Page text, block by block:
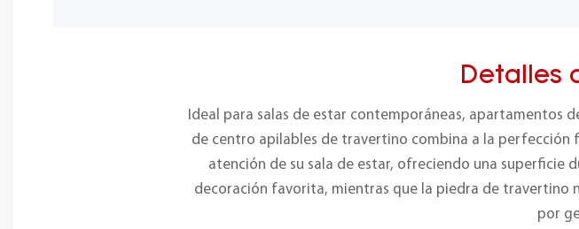
Detalles
Ideal para salas de estar contemporáneas, apartamentos
de centro apilables de travertino combina a la perfección
atención de su sala de estar, ofreciendo una superficie
decoración favorita, mientras que la piedra de travertino
por